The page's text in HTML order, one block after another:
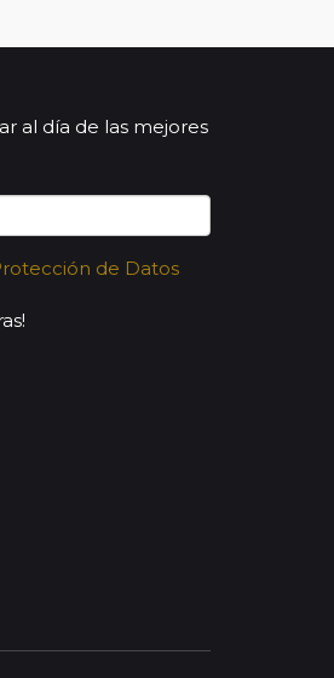
al día de las mejores
de Datos